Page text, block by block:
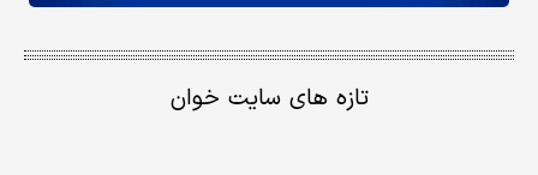
تازه های سایت خوان